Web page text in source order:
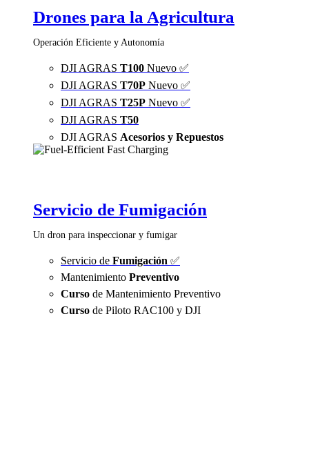
Drones para la Agricultura
Operación Eficiente y Autonomía
DJI AGRAS T100 Nuevo ✅
DJI AGRAS T70P Nuevo ✅
DJI AGRAS T25P Nuevo ✅
DJI AGRAS T50
DJI AGRAS Acesorios y Repuestos
Servicio de Fumigación
Un dron para inspeccionar y fumigar
Servicio de Fumigación ✅
Mantenimiento Preventivo
Curso de Mantenimiento Preventivo
Curso de Piloto RAC100 y DJI